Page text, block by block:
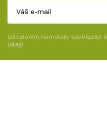
Odesláním formuláře souhlasíte s
údajů